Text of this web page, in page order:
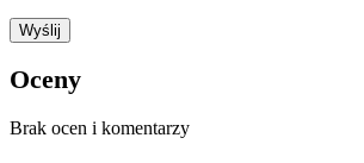
Oceny
Brak ocen i komentarzy